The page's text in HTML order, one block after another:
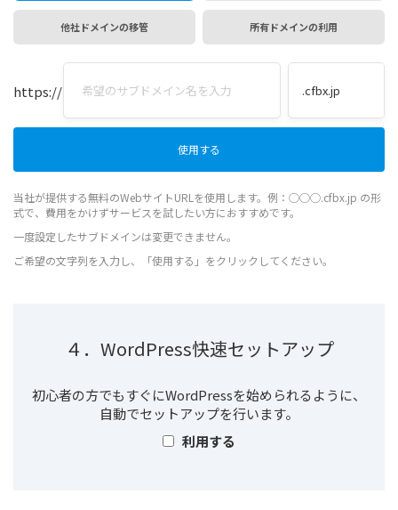
他社ドメインの移管 所有ドメインの利用
https://
当社が提供する無料のWebサイトURLを使用します。例：◯◯◯.cfbx.jp の形
式で、費用をかけずサービスを試したい方におすすめです。
一度設定したサブドメインは変更できません。
ご希望の文字列を入力し、「使用する」をクリックしてください。
４．WordPress快速セットアップ
初心者の方でもすぐにWordPressを始められるように、
自動でセットアップを行います。
利用する